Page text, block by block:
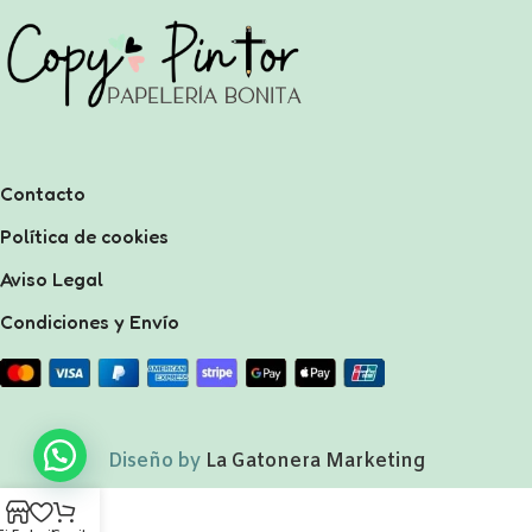
Contacto
Política de cookies
Aviso Legal
Condiciones y Envío
Diseño by La Gatonera Marketing